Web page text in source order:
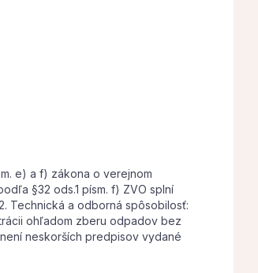
e) a f) zákona o verejnom
§32 ods.1 písm. f) ZVO splní
Technická a odborná spôsobilosť:
ohľadom zberu odpadov bez
neskorších predpisov vydané